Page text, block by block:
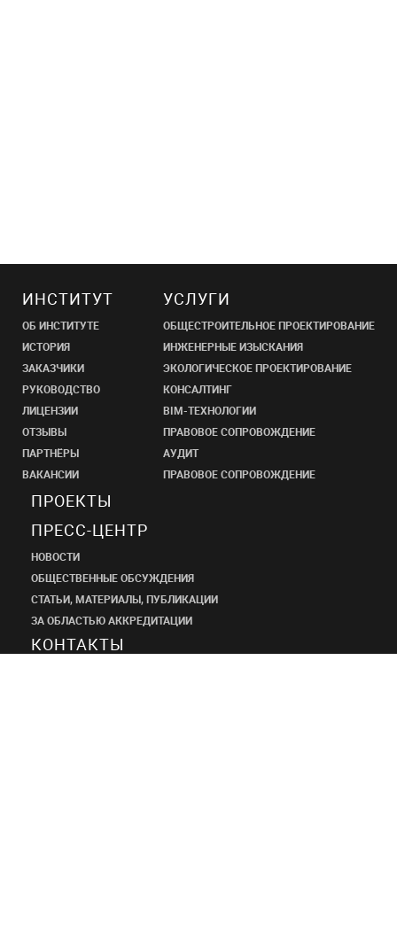
ИНСТИТУТ
ОБ ИНСТИТУТЕ
ИСТОРИЯ
ЗАКАЗЧИКИ
РУКОВОДСТВО
ЛИЦЕНЗИИ
ОТЗЫВЫ
ПАРТНЁРЫ
ВАКАНСИИ
УСЛУГИ
ОБЩЕСТРОИТЕЛЬНОЕ ПРОЕКТИРОВАНИЕ
ИНЖЕНЕРНЫЕ ИЗЫСКАНИЯ
ЭКОЛОГИЧЕСКОЕ ПРОЕКТИРОВАНИЕ
КОНСАЛТИНГ
BIM-ТЕХНОЛОГИИ
ПРАВОВОЕ СОПРОВОЖДЕНИЕ
АУДИТ
ПРАВОВОЕ СОПРОВОЖДЕНИЕ
ПРОЕКТЫ
ПРЕСС-ЦЕНТР
НОВОСТИ
ОБЩЕСТВЕННЫЕ ОБСУЖДЕНИЯ
СТАТЬИ, МАТЕРИАЛЫ, ПУБЛИКАЦИИ
ЗА ОБЛАСТЬЮ АККРЕДИТАЦИИ
КОНТАКТЫ